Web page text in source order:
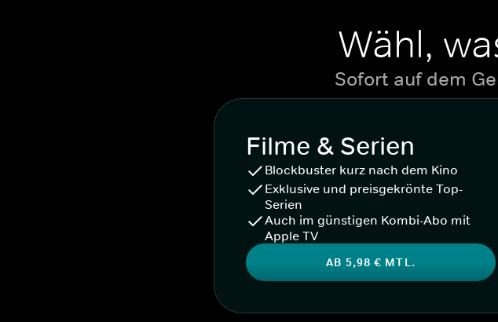
Wähl,
Sofort auf dem
Filme & Serien
Blockbuster kurz nach dem Kino
Exklusive und preisgekrönte Top-
Serien
Auch im günstigen Kombi-Abo mit
Apple TV
AB 5,98 € MTL.